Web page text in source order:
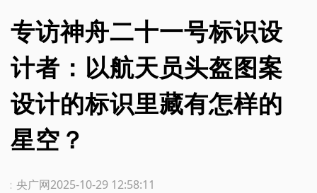
专访神舟二十一号标识设
计者：以航天员头盔图案
设计的标识里藏有怎样的
星空？
2025-10-29 12:58:11
：央广网